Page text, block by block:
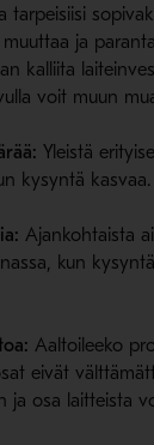
tarpeisiisi
ja
kalliita
voit muun
Yleistä
kysyntä kasvaa.
Ajankohtaista
kun kysyntä
Aaltoileeko
eivät
ja osa laitteista